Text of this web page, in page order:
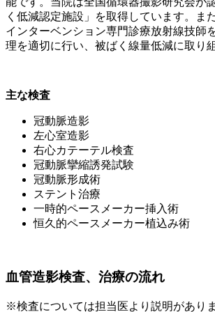
く低減認定施設」を取得しています。ま
インターベンション専門診療放射線技師
理を適切に行い、被ばく線量低減に取り
主な検査
冠動脈造影
左心室造影
右心カテーテル検査
冠動脈攣縮誘発試験
冠動脈形成術
ステント治療
一時的ペースメーカー挿入術
恒久的ペースメーカー植込み術
血管造影検査、治療の流れ
※検査については担当医より説明があり